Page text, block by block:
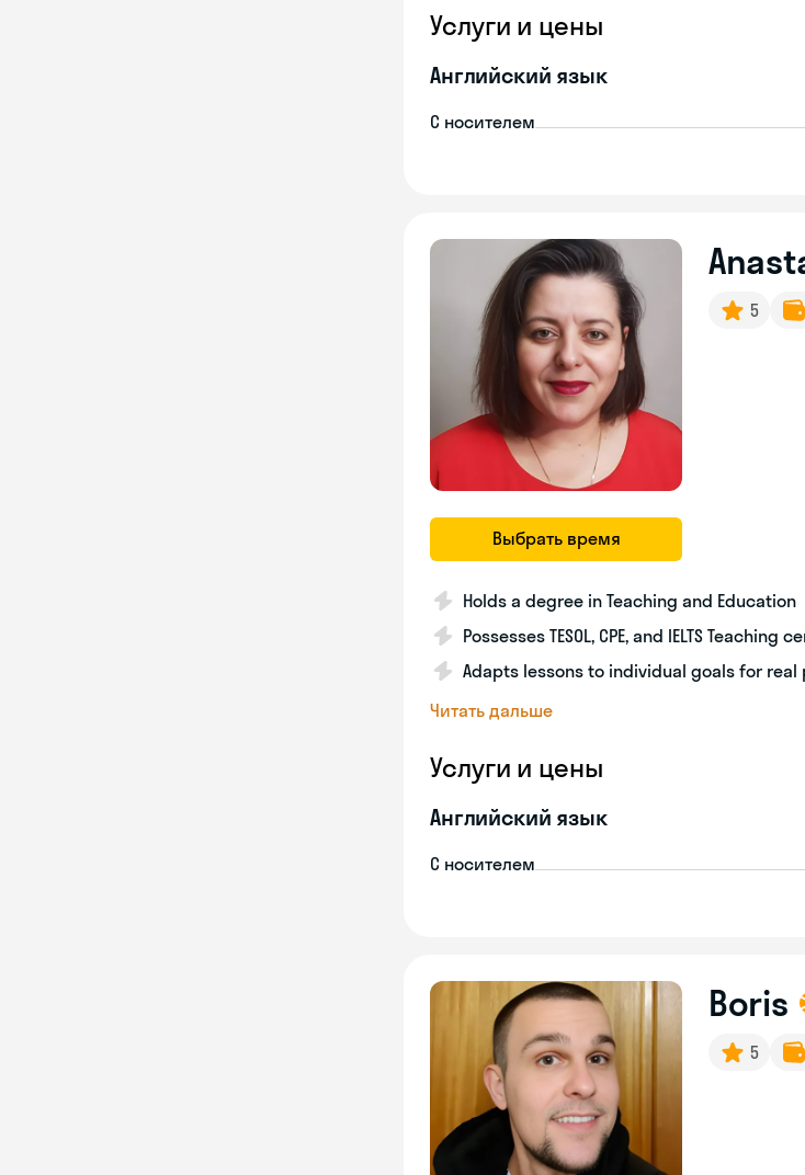
Услуги и цены
Английский язык
С носителем
Выбрать время
5
Holds a degree in Teaching and Education
Possesses TESOL, CPE, and IELTS Teaching
Adapts lessons to individual goals for real
Читать дальше
Услуги и цены
Английский язык
С носителем
Boris
5